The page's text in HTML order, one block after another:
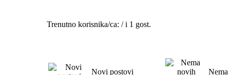
Trenutno korisnika/ca: / i 1 gost.
Novi postovi Nema